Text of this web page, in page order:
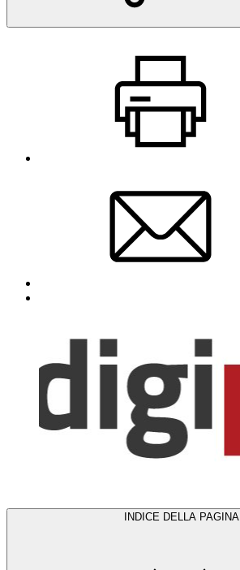
INDICE DELLA PAGINA